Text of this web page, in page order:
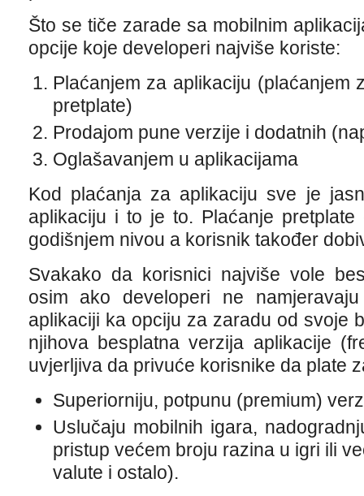
Što se tiče zarade sa mobilnim
opcije koje developeri najviše koriste:
Plaćanjem za aplikaciju (plaćanjem
pretplate)
Prodajom pune verzije i dodatnih
Oglašavanjem u aplikacijama
Kod plaćanja za aplikaciju sve je
aplikaciju i to je to. Plaćanje
godišnjem nivou a korisnik također
Svakako da korisnici najviše vole
osim ako developeri ne
aplikaciji ka opciju za zaradu od svoje
njihova besplatna verzija aplikacije
uvjerljiva da privuće korisnike da plate
Superiorniju, potpunu (premium)
Uslučaju mobilnih igara,
pristup većem broju razina u igri ili
valute i ostalo).